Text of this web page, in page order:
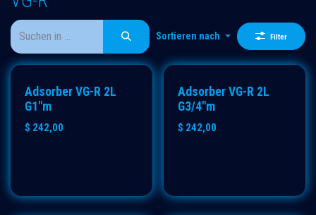
Sortieren nach Filter
ECO
Adsorber VG-R 2L
G1"m
$ 242,00
ECO
Adsorber VG-R 2L
G3/4"m
$ 242,00